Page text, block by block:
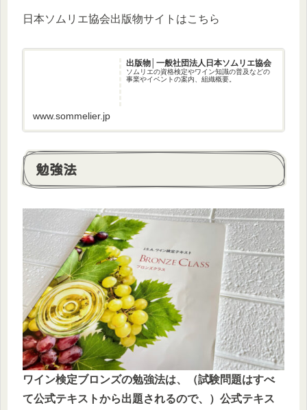
日本ソムリエ協会出版物サイトはこちら
出版物│一般社団法人日本ソムリエ協会
ソムリエの資格検定やワイン知識の普及などの
事業やイベントの案内、組織概要。
www.sommelier.jp
勉強法
ワイン検定ブロンズの勉強法は、（試験問題はすべ
て公式テキストから出題されるので、）公式テキス